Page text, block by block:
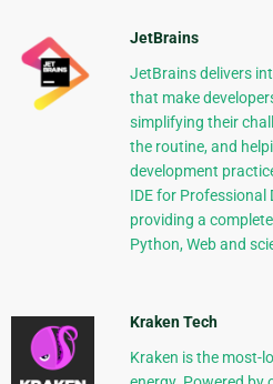
JetBrains
JetBrains delivers
that make
simplifying their
the routine, and
development
IDE for Professional
providing a
Python, Web and
Kraken Tech
Kraken is the most-